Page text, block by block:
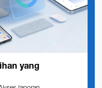
yang